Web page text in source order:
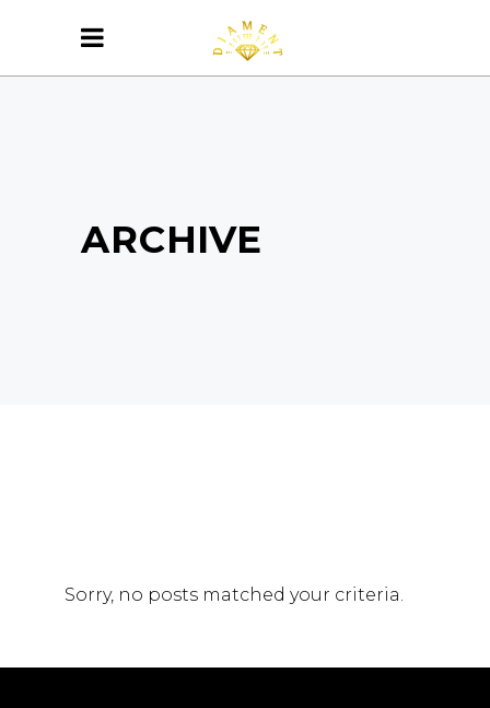
ARCHIVE
Sorry, no posts matched your criteria.